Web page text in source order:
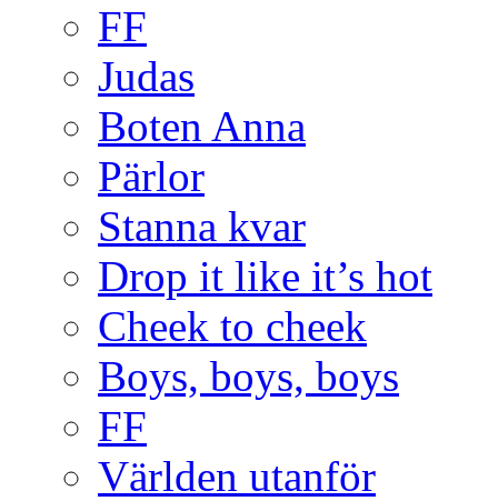
FF
Judas
Boten Anna
Pärlor
Stanna kvar
Drop it like it’s hot
Cheek to cheek
Boys, boys, boys
FF
Världen utanför